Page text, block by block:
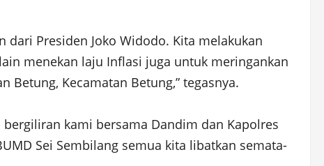
Presiden Joko Widodo. Kita melakukan
menekan laju Inflasi juga untuk meringankan
Kecamatan Betung,” tegasnya.
kami bersama Dandim dan Kapolres
Sei Sembilang semua kita libatkan semata-